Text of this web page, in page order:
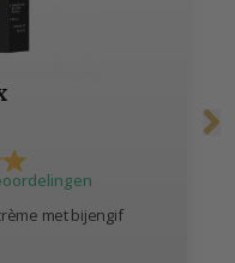
met bijengif